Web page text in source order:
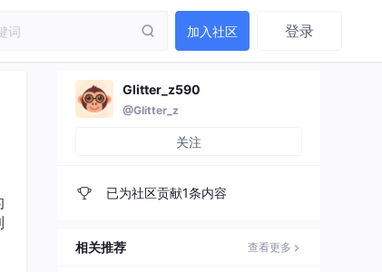
加入社区 登录
Glitter_z590
@Glitter_z
关注
已为社区贡献1条内容
相关推荐 查看更多